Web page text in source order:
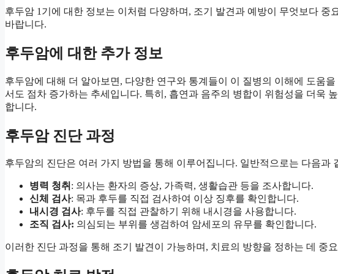
후두암 1기에 대한 정보는 이처럼 다양하며, 조기 발견과 예방이 무엇보다
바랍니다.
후두암에 대한 추가 정보
후두암에 대해 더 알아보면, 다양한 연구와 통계들이 이 질병의 이해에 도움
서도 점차 증가하는 추세입니다. 특히, 흡연과 음주의 병합이 위험성을 더욱
합니다.
후두암 진단 과정
후두암의 진단은 여러 가지 방법을 통해 이루어집니다. 일반적으로는 다음과
병력 청취 : 의사는 환자의 증상, 가족력, 생활습관 등을 조사합니다.
신체 검사: 목과 후두를 직접 검사하여 이상 징후를 확인합니다.
내시경 검사: 후두를 직접 관찰하기 위해 내시경을 사용합니다.
조직 검사: 의심되는 부위를 생검하여 암세포의 유무를 확인합니다.
이러한 진단 과정을 통해 조기 발견이 가능하며, 치료의 방향을 정하는 데 중